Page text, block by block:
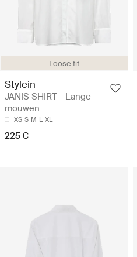
Loose fit
Stylein
JANIS SHIRT - Lange
mouwen
XS S M L XL
225 €